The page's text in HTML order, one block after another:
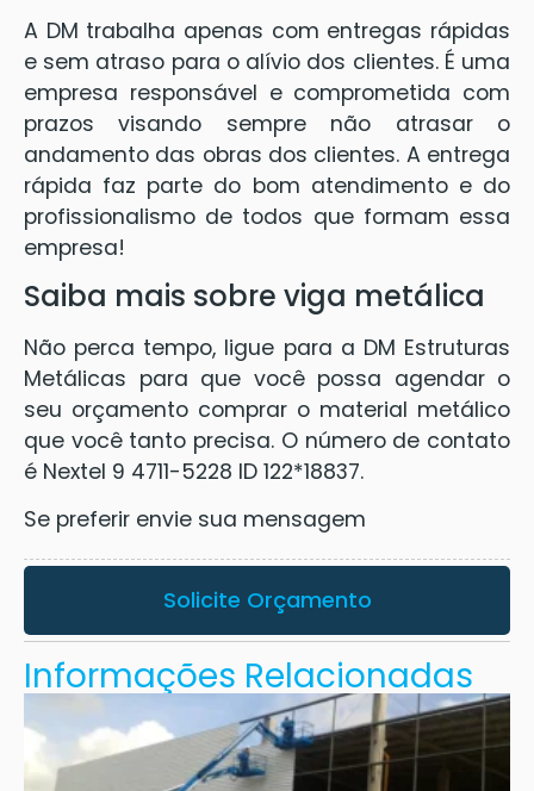
A DM trabalha apenas com entregas rápidas
e sem atraso para o alívio dos clientes. É uma
empresa responsável e comprometida com
prazos visando sempre não atrasar o
andamento das obras dos clientes. A entrega
rápida faz parte do bom atendimento e do
profissionalismo de todos que formam essa
empresa!
Saiba mais sobre viga metálica
Não perca tempo, ligue para a DM Estruturas
Metálicas para que você possa agendar o
seu orçamento comprar o material metálico
que você tanto precisa. O número de contato
é Nextel 9 4711-5228 ID 122*18837.
Se preferir envie sua mensagem
Solicite Orçamento
Informações Relacionadas